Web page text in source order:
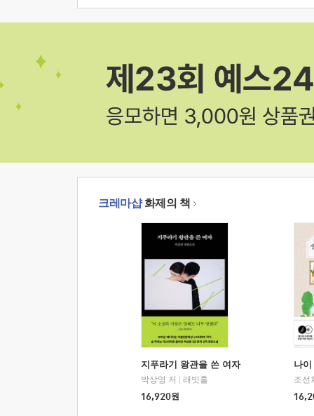
크레마샵화제의 책
지푸라기 왕관을 쓴 여자
박상영 저
래빗홀
16,920원
나
조선